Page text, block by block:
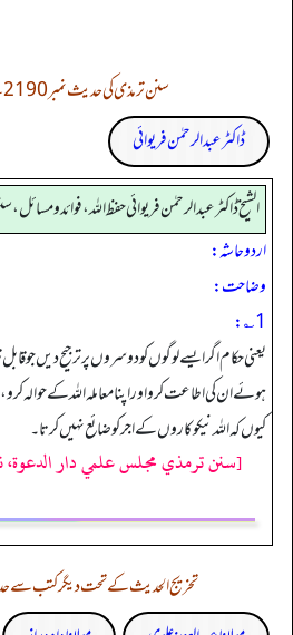
سنن ترمذی کی حدیث نمبر 2190 کے فوائد و مسائل
ڈاکٹر عبدالرحمٰن فریوائی
الشیخ ڈاکٹر عبد الرحمٰن فریوائی حفظ اللہ، فوائد و
اردو حاشہ:
وضاحت:
1؎:
یعنی حکام اگر ایسے لوگوں کو دوسروں پر ترجیح دیں
ہوئے ان کی اطاعت کرو اور اپنا معاملہ اللہ کے حوالہ کرو،
کیوں کہ اللہ نیکوکاروں کے اجر کو ضائع نہیں کرتا۔
[سنن ترمذي مجلس علمي دار
تخریج الحدیث کے تحت دیگر کتب سے